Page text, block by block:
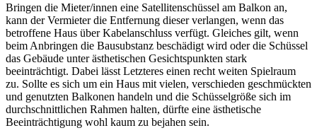
Bringen die Mieter/innen eine Satellitenschüssel am Balkon an,
kann der Vermieter die Entfernung dieser verlangen, wenn das
betroffene Haus über Kabelanschluss verfügt. Gleiches gilt, wenn
beim Anbringen die Bausubstanz beschädigt wird oder die Schüssel
das Gebäude unter ästhetischen Gesichtspunkten stark
beeinträchtigt. Dabei lässt Letzteres einen recht weiten Spielraum
zu. Sollte es sich um ein Haus mit vielen, verschieden geschmückten
und genutzten Balkonen handeln und die Schüsselgröße sich im
durchschnittlichen Rahmen halten, dürfte eine ästhetische
Beeinträchtigung wohl kaum zu bejahen sein.